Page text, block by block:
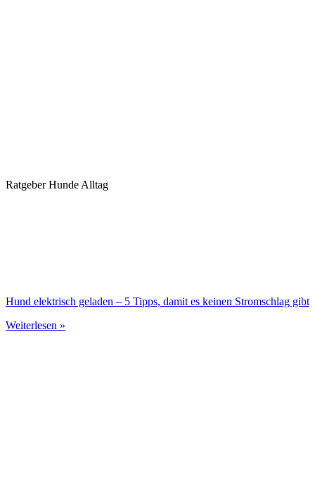
Ratgeber Hunde Alltag
Hund elektrisch geladen – 5 Tipps, damit es keinen Stromschlag gibt
Weiterlesen »